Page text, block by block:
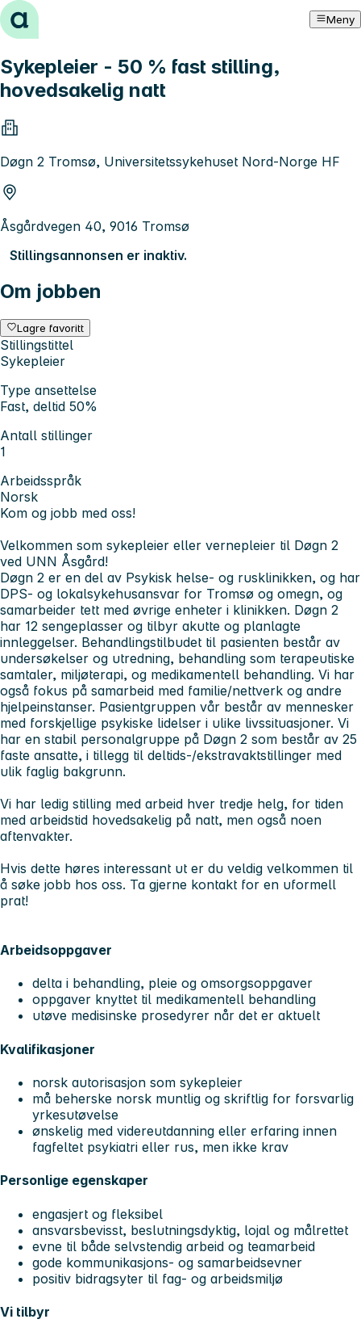
Hopp til innhold Meny
Sykepleier - 50 % fast stilling,
hovedsakelig natt
Døgn 2 Tromsø, Universitetssykehuset Nord-Norge HF
Åsgårdvegen 40, 9016 Tromsø
Stillingsannonsen er inaktiv.
Om jobben
Lagre favoritt
Stillingstittel
Sykepleier
Type ansettelse
Fast, deltid 50%
Antall stillinger
1
Arbeidsspråk
Norsk
Kom og jobb med oss!
Velkommen som sykepleier eller vernepleier til Døgn 2
ved UNN Åsgård!
Døgn 2 er en del av Psykisk helse- og rusklinikken, og har
DPS- og lokalsykehusansvar for Tromsø og omegn, og
samarbeider tett med øvrige enheter i klinikken. Døgn 2
har 12 sengeplasser og tilbyr akutte og planlagte
innleggelser. Behandlingstilbudet til pasienten består av
undersøkelser og utredning, behandling som terapeutiske
samtaler, miljøterapi, og medikamentell behandling. Vi har
også fokus på samarbeid med familie/nettverk og andre
hjelpeinstanser. Pasientgruppen vår består av mennesker
med forskjellige psykiske lidelser i ulike livssituasjoner. Vi
har en stabil personalgruppe på Døgn 2 som består av 25
faste ansatte, i tillegg til deltids-/ekstravaktstillinger med
ulik faglig bakgrunn.
Vi har ledig stilling med arbeid hver tredje helg, for tiden
med arbeidstid hovedsakelig på natt, men også noen
aftenvakter.
Hvis dette høres interessant ut er du veldig velkommen til
å søke jobb hos oss. Ta gjerne kontakt for en uformell
prat!
Arbeidsoppgaver
delta i behandling, pleie og omsorgsoppgaver
oppgaver knyttet til medikamentell behandling
utøve medisinske prosedyrer når det er aktuelt
Kvalifikasjoner
norsk autorisasjon som sykepleier
må beherske norsk muntlig og skriftlig for forsvarlig
yrkesutøvelse
ønskelig med videreutdanning eller erfaring innen
fagfeltet psykiatri eller rus, men ikke krav
Personlige egenskaper
engasjert og fleksibel
ansvarsbevisst, beslutningsdyktig, lojal og målrettet
evne til både selvstendig arbeid og teamarbeid
gode kommunikasjons- og samarbeidsevner
positiv bidragsyter til fag- og arbeidsmiljø
Vi tilbyr